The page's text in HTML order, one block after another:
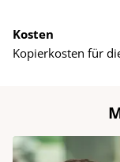
Kosten
Kopierkosten für